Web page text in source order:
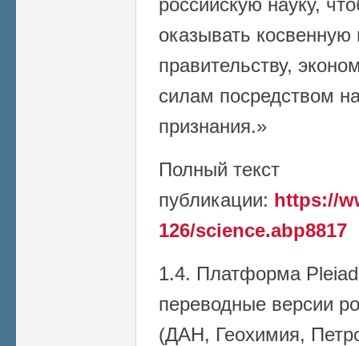
оказывать
правительству,
силам посредством
признания.»
Полный текст
публикации: https://
126/science.abp8817
1.4. Платформа
переводные версии
(ДАН, Геохимия,